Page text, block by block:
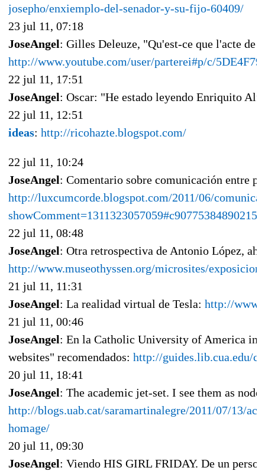
josepho/enxiemplo-del-senador-y-su-fijo-60409/
23 jul 11, 07:18
JoseAngel: Gilles Deleuze, "Qu'est-ce que l'acte de
http://www.youtube.com/user/parterei#p/c/
22 jul 11, 17:51
JoseAngel: Oscar: "He estado leyendo Enriquito
22 jul 11, 12:51
ideas: http://ricohazte.blogspot.com/
22 jul 11, 10:24
JoseAngel: Comentario sobre comunicación entre
http://luxcumcorde.blogspot.com/2011/06/
22 jul 11, 08:48
JoseAngel: Otra retrospectiva de Antonio López,
http://www.museothyssen.org/microsites/
21 jul 11, 11:31
JoseAngel: La realidad virtual de Tesla: http://
21 jul 11, 00:46
JoseAngel: En la Catholic University of America
websites" recomendados: http://guides.lib.cua.edu/
20 jul 11, 18:41
JoseAngel: The academic jet-set. I see them as
http://blogs.uab.cat/saramartinalegre/2011/07/13/
homage/
20 jul 11, 09:30
JoseAngel: Viendo HIS GIRL FRIDAY. De un